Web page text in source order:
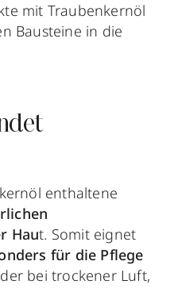
mit Traubenkernöl
Bausteine in die
enthaltene
Haut. Somit eignet
für die Pflege
bei trockener Luft,